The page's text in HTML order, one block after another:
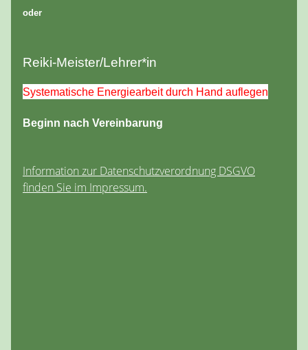
oder
Reiki-Meister/Lehrer*in
Systematische Energiearbeit durch Hand auflegen
Beginn nach Vereinbarung
Information zur Datenschutzverordnung DSGVO
finden Sie im Impressum.